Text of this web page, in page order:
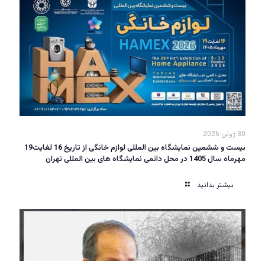
30 ژوئن 2026
بیست و ششمین نمایشگاه بین المللی لوازم خانگی از تاریخ 16 لغایت19
مهرماه سال 1405 در محل دائمی نمایشگاه های بین المللی تهران
بیشتر بدانید